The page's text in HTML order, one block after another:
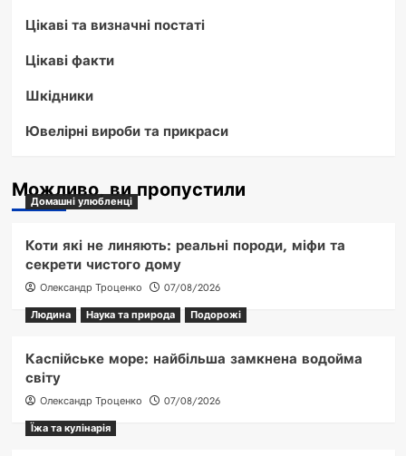
Цікаві та визначні постаті
Цікаві факти
Шкідники
Ювелірні вироби та прикраси
Можливо, ви пропустили
Домашні улюбленці
Коти які не линяють: реальні породи, міфи та
секрети чистого дому
Олександр Троценко
07/08/2026
Людина
Наука та природа Подорожі
Каспійське море: найбільша замкнена водойма
світу
Олександр Троценко
07/08/2026
Їжа та кулінарія